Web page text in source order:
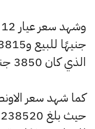
الذي كان 3850 جنيهًا للبيع و3810 جنيهًا للشراء.
كما شهد سعر